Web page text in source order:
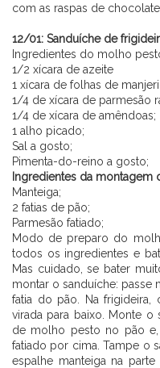
com as raspas de chocolate
12/01: Sanduíche de
Ingredientes do molho
1/2 xícara de azeite
1 xícara de folhas de
1/4 de xícara de parmesão
1/4 de xícara de amêndoas;
1 alho picado;
Sal a gosto;
Pimenta-do-reino a gosto;
Ingredientes da montagem
Manteiga;
2 fatias de pão;
Parmesão fatiado;
Modo de preparo do
todos os ingredientes e
Mas cuidado, se bater
montar o sanduíche: passe
fatia do pão. Na frigideira,
virada para baixo. Monte o
de molho pesto no pão
fatiado por cima. Tampe o
espalhe manteiga na